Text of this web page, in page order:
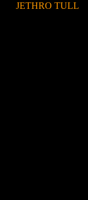
JETHRO TULL